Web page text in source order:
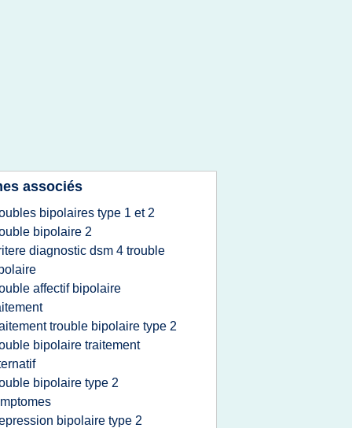
associés
bipolaires type 1 et 2
bipolaire 2
diagnostic dsm 4 trouble
affectif bipolaire
trouble bipolaire type 2
bipolaire traitement
bipolaire type 2
bipolaire type 2